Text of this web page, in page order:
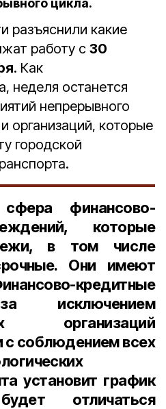
цикла.
разъяснили какие
работу с 30
. Как
неделя останется
непрерывного
организаций, которые
городской
финансово-
которые
в том числе
Они имеют
кредитные
исключением
организаций
с соблюдением всех
установит график
отличаться